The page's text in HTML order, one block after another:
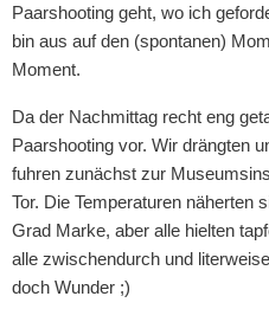
Paarshooting geht, wo ich
bin aus auf den (spontanen)
Moment.
Da der Nachmittag recht eng
Paarshooting vor. Wir drängten
fuhren zunächst zur
Tor. Die Temperaturen näherten
Grad Marke, aber alle hielten
alle zwischendurch und
doch Wunder ;)